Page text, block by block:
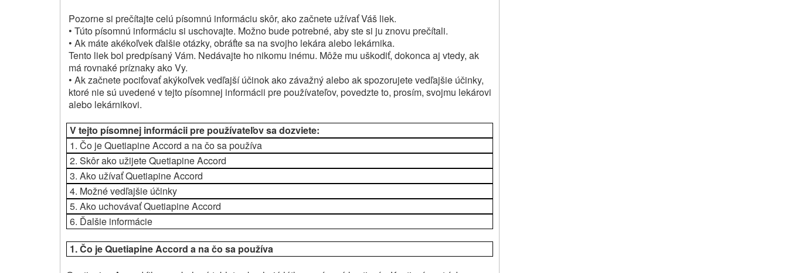
Pozorne si prečítajte celú písomnú informáciu skôr, ako začnete užívať Váš liek.
• Túto písomnú informáciu si uschovajte. Možno bude potrebné, aby ste si ju znovu prečítali.
• Ak máte akékoľvek ďalšie otázky, obráťte sa na svojho lekára alebo lekárnika.
Tento liek bol predpísaný Vám. Nedávajte ho nikomu inému. Môže mu uškodiť, dokonca aj vtedy, ak
má rovnaké príznaky ako Vy.
• Ak začnete pociťovať akýkoľvek vedľajší účinok ako závažný alebo ak spozorujete vedľajšie účinky,
ktoré nie sú uvedené v tejto písomnej informácii pre používateľov, povedzte to, prosím, svojmu lekárovi
alebo lekárnikovi.
V tejto písomnej informácii pre používateľov sa dozviete:
1.Čo je Quetiapine Accord a na čo sa používa
2.Skôr ako užijete Quetiapine Accord
3.Ako užívať Quetiapine Accord
4. Možné vedľajšie účinky
5.Ako uchovávať Quetiapine Accord
6. Ďalšie informácie
1.Čo je Quetiapine Accord a na čo sa používa